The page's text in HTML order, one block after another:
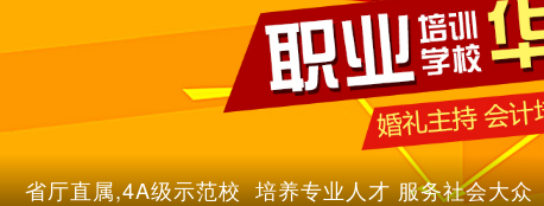
省厅直属,4A级示范校 培养专业人才 服务社会大